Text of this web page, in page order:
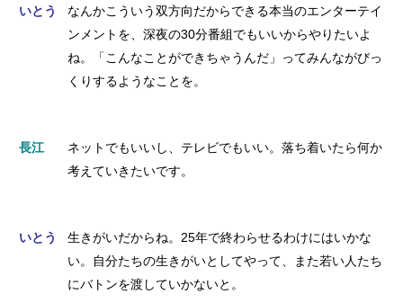
いとう
なんかこういう双方向だからできる本当のエンターテイ
ンメントを、深夜の30分番組でもいいからやりたいよ
ね。「こんなことができちゃうんだ」ってみんながびっ
くりするようなことを。
長江
ネットでもいいし、テレビでもいい。落ち着いたら何か
考えていきたいです。
いとう
生きがいだからね。25年で終わらせるわけにはいかな
い。自分たちの生きがいとしてやって、また若い人たち
にバトンを渡していかないと。